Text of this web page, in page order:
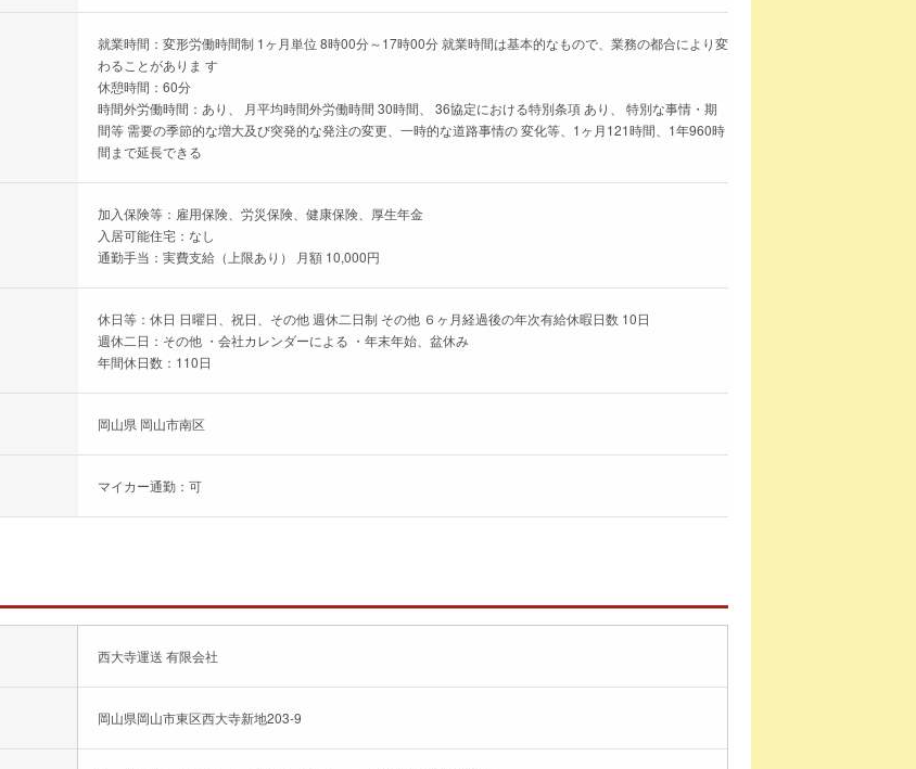
就業時間：変形労働時間制 1ヶ月単位 8時00分～17時00分 就業時間は基本的なもので、業務の都合により変
わることがありま す
休憩時間：60分
時間外労働時間：あり、 月平均時間外労働時間 30時間、 36協定における特別条項 あり、 特別な事情・期
間等 需要の季節的な増大及び突発的な発注の変更、一時的な道路事情の 変化等、1ヶ月121時間、1年960時
間まで延長できる
加入保険等：雇用保険、労災保険、健康保険、厚生年金
入居可能住宅：なし
通勤手当：実費支給（上限あり） 月額 10,000円
休日等：休日 日曜日、祝日、その他 週休二日制 その他 ６ヶ月経過後の年次有給休暇日数 10日
週休二日：その他 ・会社カレンダーによる ・年末年始、盆休み
年間休日数：110日
岡山県 岡山市南区
マイカー通勤：可
西大寺運送 有限会社
岡山県岡山市東区西大寺新地203-9